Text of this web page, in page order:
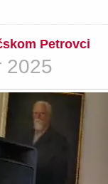
Petrovci
2025